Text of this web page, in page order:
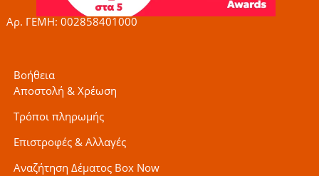
Αρ. ΓΕΜΗ: 002858401000
Βοήθεια
Αποστολή & Χρέωση
Τρόποι πληρωμής
Επιστροφές & Αλλαγές
Αναζήτηση Δέματος Box Now